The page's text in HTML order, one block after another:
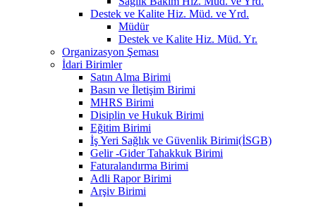
Destek ve Kalite Hiz. Müd. ve Yrd.
Müdür
Destek ve Kalite Hiz. Müd. Yr.
Organizasyon Şeması
İdari Birimler
Satın Alma Birimi
Basın ve İletişim Birimi
MHRS Birimi
Disiplin ve Hukuk Birimi
Eğitim Birimi
İş Yeri Sağlık ve Güvenlik Birimi(İSGB)
Gelir -Gider Tahakkuk Birimi
Faturalandırma Birimi
Adli Rapor Birimi
Arşiv Birimi